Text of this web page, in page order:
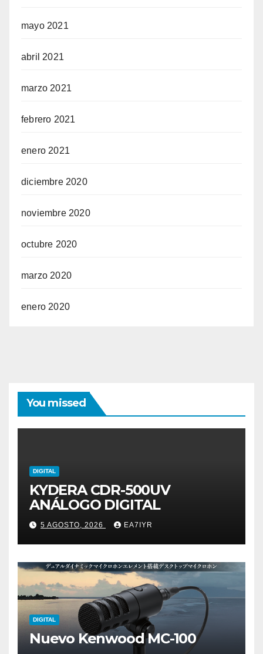
mayo 2021
abril 2021
marzo 2021
febrero 2021
enero 2021
diciembre 2020
noviembre 2020
octubre 2020
marzo 2020
enero 2020
You missed
DIGITAL
KYDERA CDR-500UV
ANÁLOGO DIGITAL
5 AGOSTO, 2026 EA7IYR
DIGITAL
Nuevo Kenwood MC-100